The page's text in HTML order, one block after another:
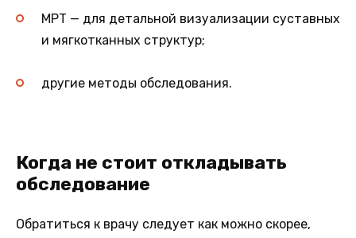
МРТ — для детальной визуализации суставных
и мягкотканных структур;
другие методы обследования.
Когда не стоит откладывать
обследование
Обратиться к врачу следует как можно скорее,